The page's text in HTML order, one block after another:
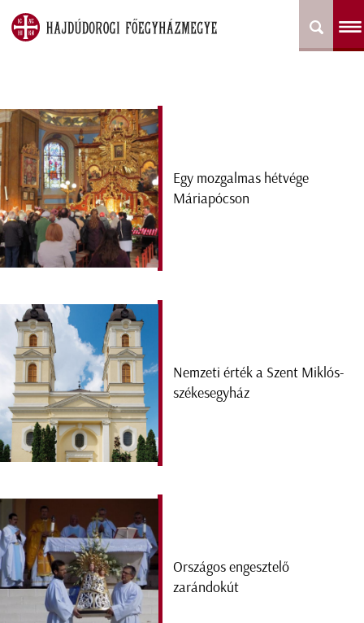
Egy mozgalmas hétvége
Máriapócson
Nemzeti érték a Szent Miklós-
székesegyház
Országos engesztelő
zarándokút